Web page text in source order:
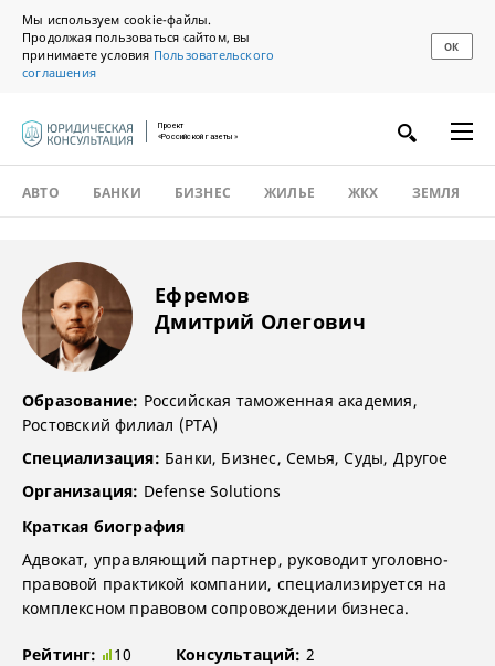
Мы используем cookie-файлы.
Продолжая пользоваться сайтом, вы
принимаете условия Пользовательского
соглашения
ОК
Проект
«Российской газеты»
АВТО БАНКИ БИЗНЕС ЖИЛЬЕ ЖКХ ЗЕМЛЯ
Ефремов
Дмитрий Олегович
Образование: Российская таможенная академия,
Ростовский филиал (РТА)
Специализация: Банки, Бизнес, Семья, Суды, Другое
Организация: Defense Solutions
Краткая биография
Адвокат, управляющий партнер, руководит уголовно-
правовой практикой компании, специализируется на
комплексном правовом сопровождении бизнеса.
Рейтинг: 10 Консультаций: 2